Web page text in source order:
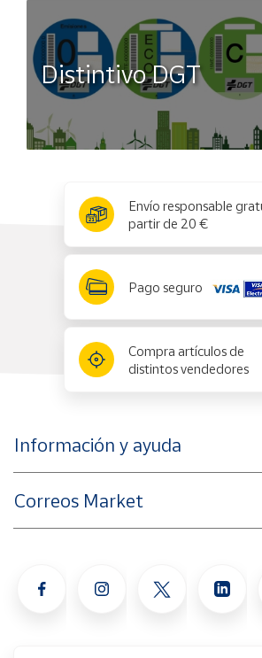
Distintivo DGT
Envío responsable
partir de 20 €
Pago seguro
Compra artículos de
distintos vendedores
Información y ayuda
Correos Market